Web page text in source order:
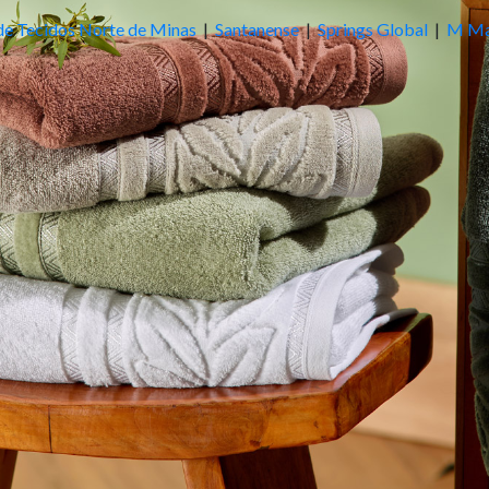
Tecidos Norte de Minas | Santanense | Springs Global | M